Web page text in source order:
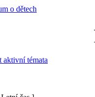
aktivní témata